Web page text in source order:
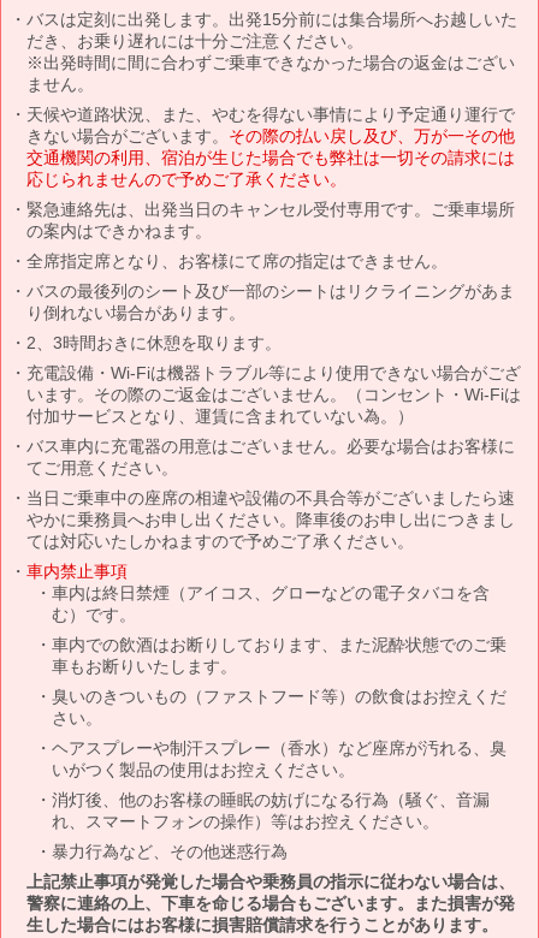
バスは定刻に出発します。出発15分前には集合場所へお越しいた
だき、お乗り遅れには十分ご注意ください。
※出発時間に間に合わずご乗車できなかった場合の返金はござい
ません。
天候や道路状況、また、やむを得ない事情により予定通り運行で
きない場合がございます。 その際の払い戻し及び、万が一その他
交通機関の利用、宿泊が生じた場合でも弊社は一切その請求には
応じられませんので予めご了承ください。
緊急連絡先は、出発当日のキャンセル受付専用です。ご乗車場所
の案内はできかねます。
全席指定席となり、お客様にて席の指定はできません。
バスの最後列のシート及び一部のシートはリクライニングがあま
り倒れない場合があります。
2、3時間おきに休憩を取ります。
充電設備・Wi-Fiは機器トラブル等により使用できない場合がござ
います。その際のご返金はございません。（コンセント・Wi-Fiは
付加サービスとなり、運賃に含まれていない為。）
バス車内に充電器の用意はございません。必要な場合はお客様に
てご用意ください。
当日ご乗車中の座席の相違や設備の不具合等がございましたら速
やかに乗務員へお申し出ください。降車後のお申し出につきまし
ては対応いたしかねますので予めご了承ください。
車内禁止事項
車内は終日禁煙（アイコス、グローなどの電子タバコを含
む）です。
車内での飲酒はお断りしております、また泥酔状態でのご乗
車もお断りいたします。
臭いのきついもの（ファストフード等）の飲食はお控えくだ
さい。
ヘアスプレーや制汗スプレー（香水）など座席が汚れる、臭
いがつく製品の使用はお控えください。
消灯後、他のお客様の睡眠の妨げになる行為（騒ぐ、音漏
れ、スマートフォンの操作）等はお控えください。
暴力行為など、その他迷惑行為
上記禁止事項が発覚した場合や乗務員の指示に従わない場合は、
警察に連絡の上、下車を命じる場合もございます。また損害が発
生した場合にはお客様に損害賠償請求を行うことがあります。